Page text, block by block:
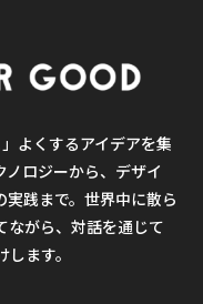
よくするアイデアを集
ノロジーから、デザイ
実践まで。世界中に散ら
ながら、対話を通じて
ます。